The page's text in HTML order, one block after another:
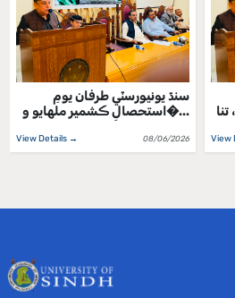
سنڌ يونيورسٽي طرفان يومِ
استحصالِ ڪشمير ملهايو و�...
View Details → 08/06/2026 View